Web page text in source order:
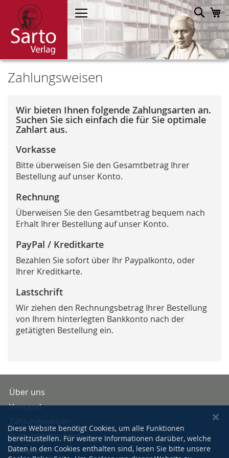
Direkt
zum
Inhalt
Zahlungsweisen
Wir bieten Ihnen folgende Zahlungsarten an.
Suchen Sie sich einfach die für Sie optimale
Zahlart aus.
Vorkasse
Bitte überweisen Sie den Gesamtbetrag Ihrer
Bestellung auf unser Konto.
Rechnung
Überweisen Sie den Gesamtbetrag bequem nach
Erhalt Ihrer Bestellung auf unser Konto.
PayPal / Kreditkarte
Bezahlen Sie sofort über Ihr Paypalkonto, oder
Ihrer Kreditkarte.
Lastschrift
Wir ziehen den Rechnungsbetrag Ihrer Bestellung
von Ihrem hinterlegten Bankkonto nach der
getätigten Bestellung ein.
Über uns
Versand
Buchpreisbindung
Kontakt
Diese Website benötigt Cookies, um alle Funktionen
bereitzustellen. Für weitere Informationen darüber, welche
Daten in den Cookies enthalten sind, lesen Sie bitte unsere